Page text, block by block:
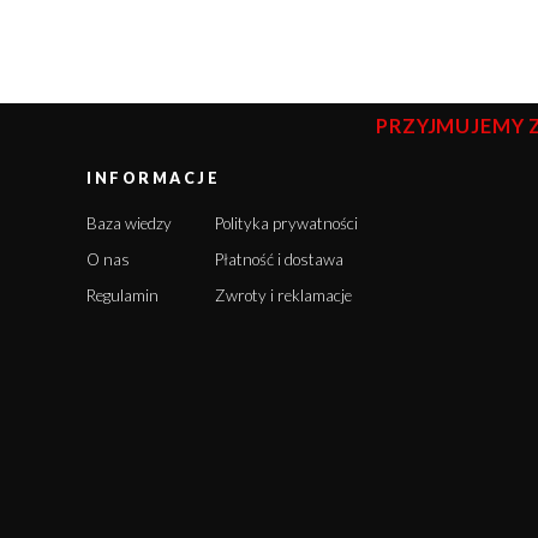
PRZYJMUJEMY
INFORMACJE
Baza wiedzy
O nas
Regulamin
Polityka prywatności
Płatność i dostawa
Zwroty i reklamacje